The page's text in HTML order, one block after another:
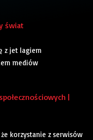
świat
z jet lagiem
mediów
|
korzystanie z serwisów